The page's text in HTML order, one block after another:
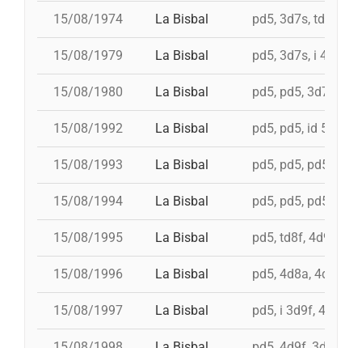
15/08/1974 La Bisbal pd5, 3d7s, td7,
15/08/1979 La Bisbal pd5, 3d7s, i 4d8, i
15/08/1980 La Bisbal pd5, pd5, 3d7, i
15/08/1992 La Bisbal pd5, pd5, id 5d7,
15/08/1993 La Bisbal pd5, pd5, pd5,
15/08/1994 La Bisbal pd5, pd5, pd5,
15/08/1995 La Bisbal pd5, td8f, 4d9f,
15/08/1996 La Bisbal pd5, 4d8a, 4d9fc,
15/08/1997 La Bisbal pd5, i 3d9f, 4d8a,